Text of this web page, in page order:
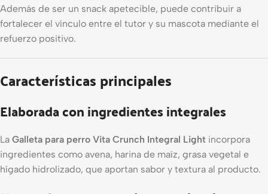
Además de ser un snack apetecible, puede contribuir a
fortalecer el vínculo entre el tutor y su mascota mediante el
refuerzo positivo.
Características principales
Elaborada con ingredientes integrales
La Galleta para perro Vita Crunch Integral Light incorpora
ingredientes como avena, harina de maíz, grasa vegetal e
hígado hidrolizado, que aportan sabor y textura al producto.